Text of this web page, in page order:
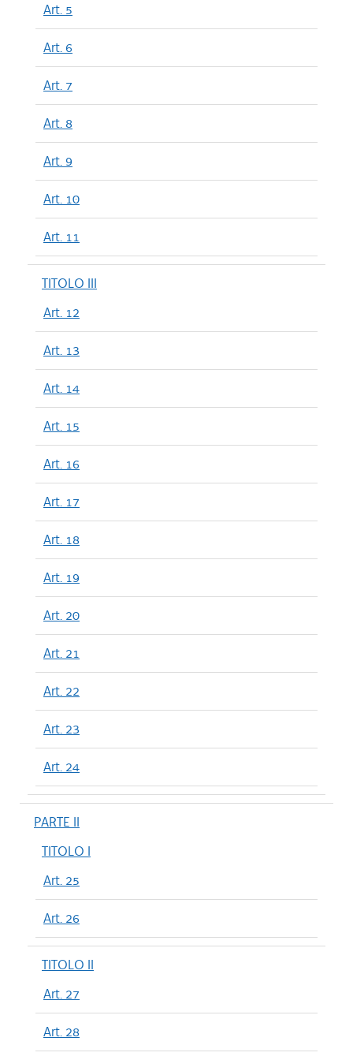
Art. 5
Art. 6
Art. 7
Art. 8
Art. 9
Art. 10
Art. 11
TITOLO III
Art. 12
Art. 13
Art. 14
Art. 15
Art. 16
Art. 17
Art. 18
Art. 19
Art. 20
Art. 21
Art. 22
Art. 23
Art. 24
PARTE II
TITOLO I
Art. 25
Art. 26
TITOLO II
Art. 27
Art. 28